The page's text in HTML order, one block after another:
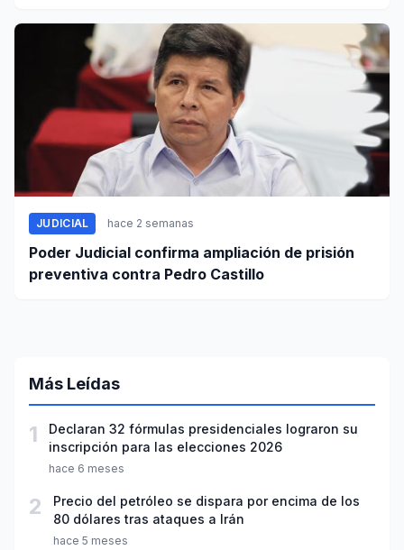
JUDICIAL hace 2 semanas
Poder Judicial confirma ampliación de prisión
preventiva contra Pedro Castillo
Más Leídas
1
Declaran 32 fórmulas presidenciales lograron su
inscripción para las elecciones 2026
hace 6 meses
2
Precio del petróleo se dispara por encima de los
80 dólares tras ataques a Irán
hace 5 meses